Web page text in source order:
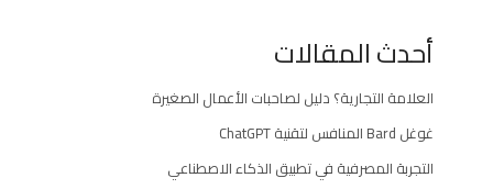
أحدث المقالات
العلامة التجارية؟ دليل لصاحبات الأعمال الصغيرة
غوغل Bard المنافس لتقنية ChatGPT
التجربة المصرفية في تطبيق الذكاء الاصطناعي